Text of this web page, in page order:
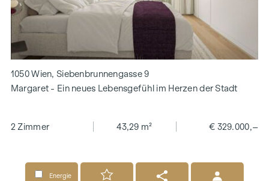
1050 Wien, Siebenbrunnengasse 9
Margaret - Ein neues Lebensgefühl im Herzen der Stadt
2 Zimmer 43,29 m² € 329.000,–
Energie